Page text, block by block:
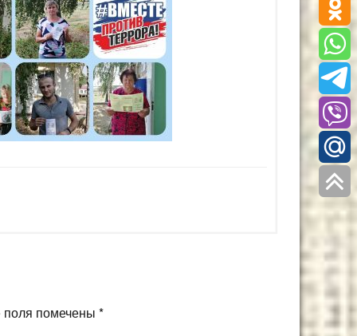
помечены *